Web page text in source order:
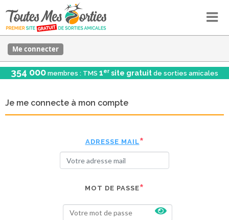
Me connecter
354 000 membres : TMS 1er site gratuit de sorties amicales
Je me connecte à mon compte
ADRESSE MAIL
MOT DE PASSE